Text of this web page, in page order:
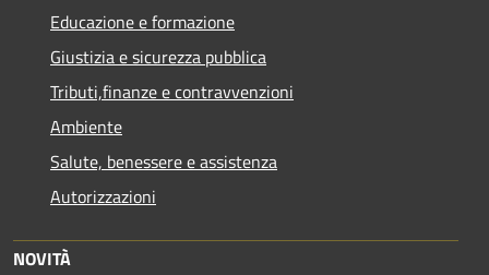
Educazione e formazione
Giustizia e sicurezza pubblica
Tributi,finanze e contravvenzioni
Ambiente
Salute, benessere e assistenza
Autorizzazioni
NOVITÀ